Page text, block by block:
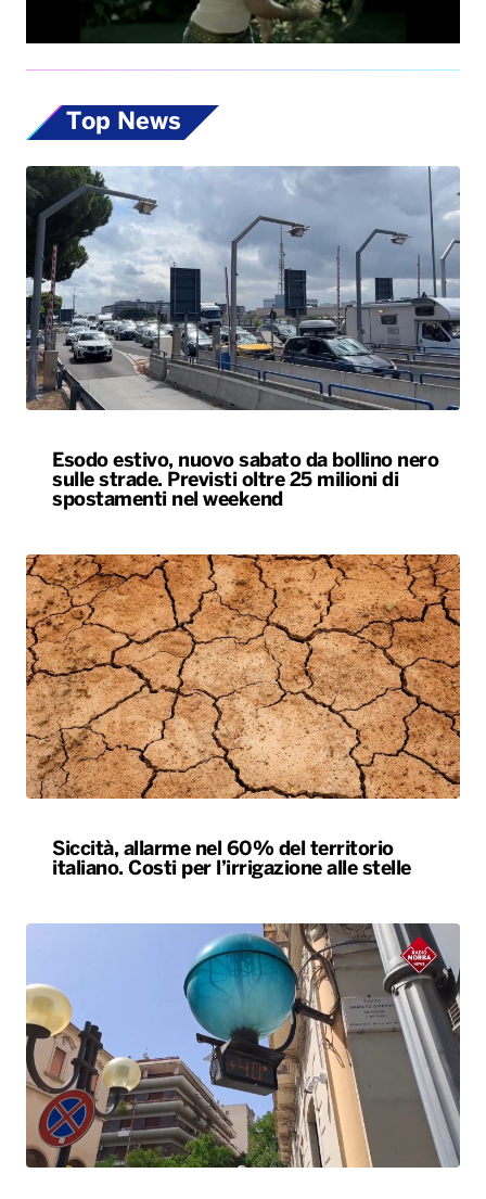
Top News
Esodo estivo, nuovo sabato da bollino nero
sulle strade. Previsti oltre 25 milioni di
spostamenti nel weekend
Siccità, allarme nel 60% del territorio
italiano. Costi per l’irrigazione alle stelle